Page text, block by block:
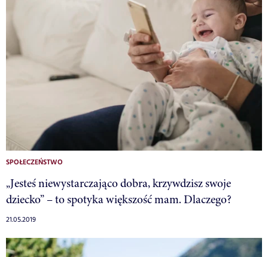
SPOŁECZEŃSTWO
„Jesteś niewystarczająco dobra, krzywdzisz swoje
dziecko” – to spotyka większość mam. Dlaczego?
21.05.2019